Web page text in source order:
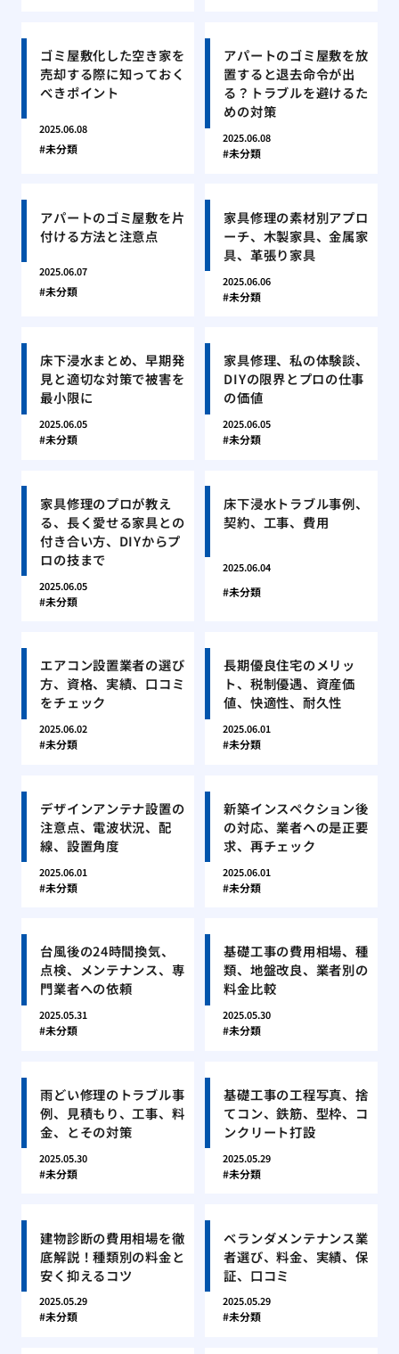
ゴミ屋敷化した空き家を
売却する際に知っておく
べきポイント
2025.06.08
未分類
アパートのゴミ屋敷を放
置すると退去命令が出
る？トラブルを避けるた
めの対策
2025.06.08
未分類
アパートのゴミ屋敷を片
付ける方法と注意点
2025.06.07
未分類
家具修理の素材別アプロ
ーチ、木製家具、金属家
具、革張り家具
2025.06.06
未分類
床下浸水まとめ、早期発
見と適切な対策で被害を
最小限に
2025.06.05
未分類
家具修理、私の体験談、
DIYの限界とプロの仕事
の価値
2025.06.05
未分類
家具修理のプロが教え
る、長く愛せる家具との
付き合い方、DIYからプ
ロの技まで
2025.06.05
未分類
床下浸水トラブル事例、
契約、工事、費用
2025.06.04
未分類
エアコン設置業者の選び
方、資格、実績、口コミ
をチェック
2025.06.02
未分類
長期優良住宅のメリッ
ト、税制優遇、資産価
値、快適性、耐久性
2025.06.01
未分類
デザインアンテナ設置の
注意点、電波状況、配
線、設置角度
2025.06.01
未分類
新築インスペクション後
の対応、業者への是正要
求、再チェック
2025.06.01
未分類
台風後の24時間換気、
点検、メンテナンス、専
門業者への依頼
2025.05.31
未分類
基礎工事の費用相場、種
類、地盤改良、業者別の
料金比較
2025.05.30
未分類
雨どい修理のトラブル事
例、見積もり、工事、料
金、とその対策
2025.05.30
未分類
基礎工事の工程写真、捨
てコン、鉄筋、型枠、コ
ンクリート打設
2025.05.29
未分類
建物診断の費用相場を徹
底解説！種類別の料金と
安く抑えるコツ
2025.05.29
未分類
ベランダメンテナンス業
者選び、料金、実績、保
証、口コミ
2025.05.29
未分類